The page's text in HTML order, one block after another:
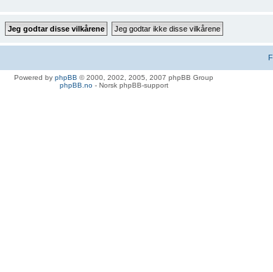
Powered by phpBB © 2000, 2002, 2005, 2007 phpBB Group
phpBB.no- Norsk phpBB-support